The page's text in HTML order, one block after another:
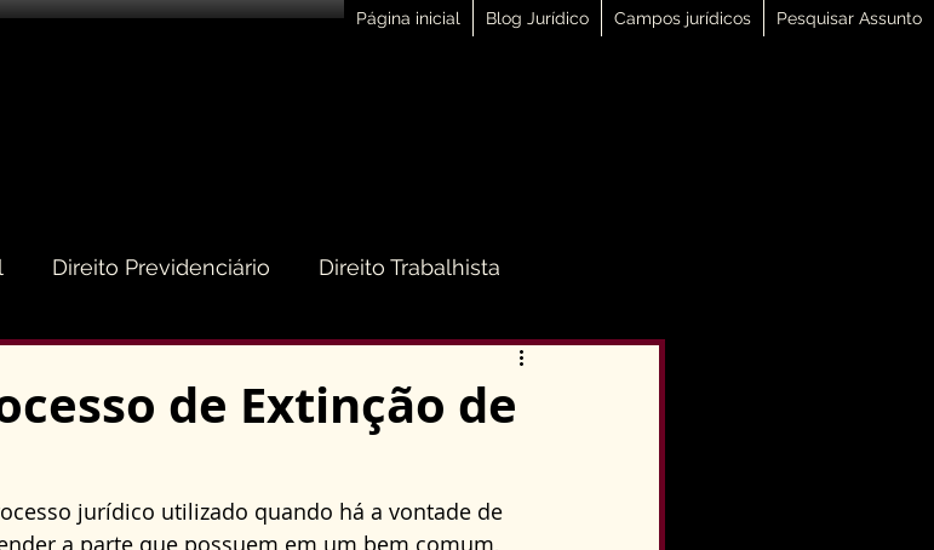
Página inicial Blog Jurídico Campos jurídicos Pesquisar Assunto
Direito Previdenciário Direito Trabalhista
de Extinção de
jurídico utilizado quando há a vontade de
a parte que possuem em um bem comum,